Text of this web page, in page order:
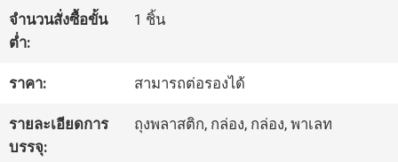
โรงงาน
ควบคุม
จำนวนสั่งซื้อขั้น
ต่ำ:
1 ชิ้น
ราคา: สามารถต่อรองได้
รายละเอียดการ
บรรจุ:
ถุงพลาสติก, กล่อง, กล่อง, พาเลท